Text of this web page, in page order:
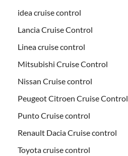
idea cruise control
Lancia Cruise Control
Linea cruise control
Mitsubishi Cruise Control
Nissan Cruise control
Peugeot Citroen Cruise Control
Punto Cruise control
Renault Dacia Cruise control
Toyota cruise control